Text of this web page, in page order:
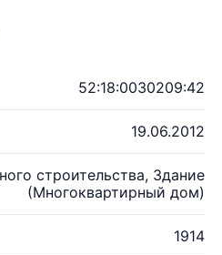
52:18:0030209:42
19.06.2012
строительства, Здание
(Многоквартирный дом)
1914